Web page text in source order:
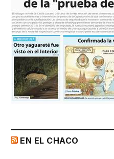
EN EL CHACO